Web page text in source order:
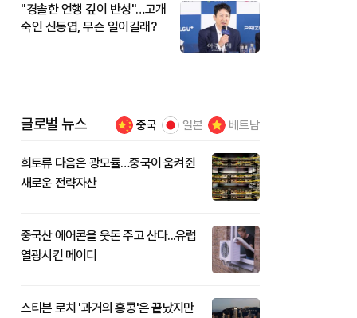
"경솔한 언행 깊이 반성"…고개
숙인 신동엽, 무슨 일이길래?
글로벌 뉴스 중국 일본 베트남
희토류 다음은 광모듈…중국이 움켜쥔
새로운 전략자산
중국산 에어콘을 웃돈 주고 산다...유럽
열광시킨 메이디
스티븐 로치 '과거의 홍콩'은 끝났지만